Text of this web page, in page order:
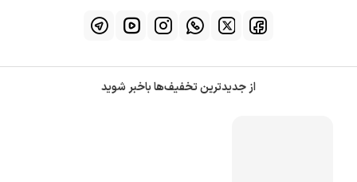
از جدیدترین تخفیف‌ها باخبر شوید